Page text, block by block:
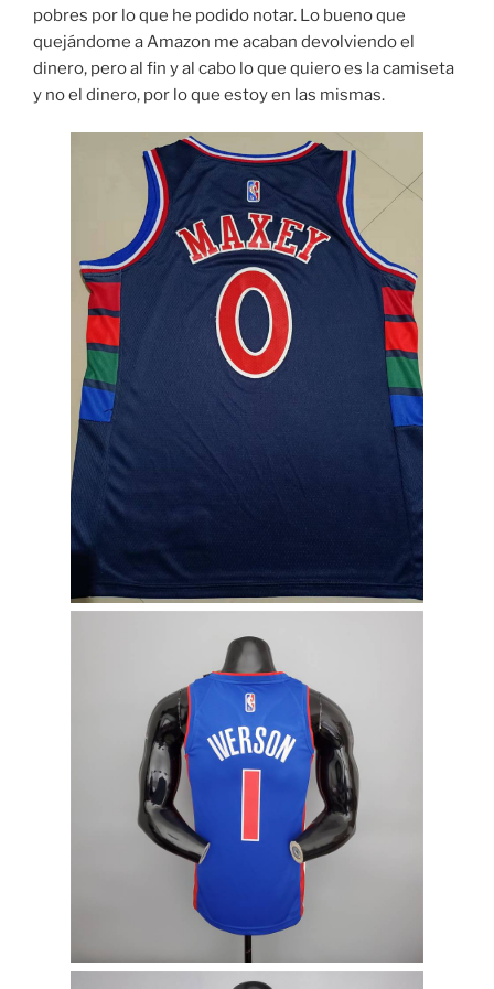
pobres por lo que he podido notar. Lo bueno que
quejándome a Amazon me acaban devolviendo el
dinero, pero al fin y al cabo lo que quiero es la camiseta
y no el dinero, por lo que estoy en las mismas.